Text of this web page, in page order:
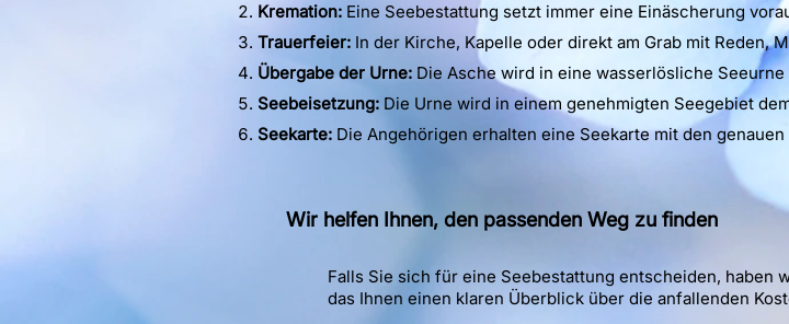
Kremation: Eine Seebestattung setzt immer eine Einäscherung
Trauerfeier: In der Kirche, Kapelle oder direkt am Grab mit Reden,
Übergabe der Urne: Die Asche wird in eine wasserlösliche
Seebeisetzung: Die Urne wird in einem genehmigten Seegebiet
Seekarte: Die Angehörigen erhalten eine Seekarte mit den
Wir helfen Ihnen, den passenden Weg zu finden
Falls Sie sich für eine Seebestattung entscheiden, haben
das Ihnen einen klaren Überblick über die anfallenden